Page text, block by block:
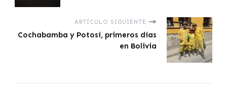
ARTÍCULO SIGUIENTE
Cochabamba y Potosí, primeros días
en Bolivia